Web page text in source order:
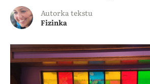
Autorka tekstu
Fizinka